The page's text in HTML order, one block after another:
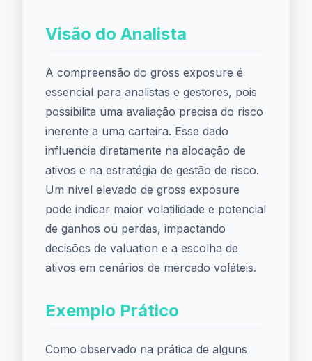
Visão do Analista
A compreensão do gross exposure é
essencial para analistas e gestores, pois
possibilita uma avaliação precisa do risco
inerente a uma carteira. Esse dado
influencia diretamente na alocação de
ativos e na estratégia de gestão de risco.
Um nível elevado de gross exposure
pode indicar maior volatilidade e potencial
de ganhos ou perdas, impactando
decisões de valuation e a escolha de
ativos em cenários de mercado voláteis.
Exemplo Prático
Como observado na prática de alguns